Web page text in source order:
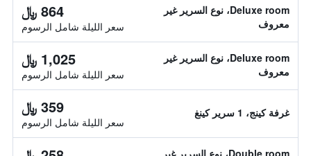
Deluxe room، نوع السرير غير
معروف
864 ﷼
سعر الليلة شامل الرسوم
Deluxe room، نوع السرير غير
معروف
1,025 ﷼
سعر الليلة شامل الرسوم
غرفة كينج، 1 سرير كينغ 359 ﷼
سعر الليلة شامل الرسوم
Double room، نوع السرير غير